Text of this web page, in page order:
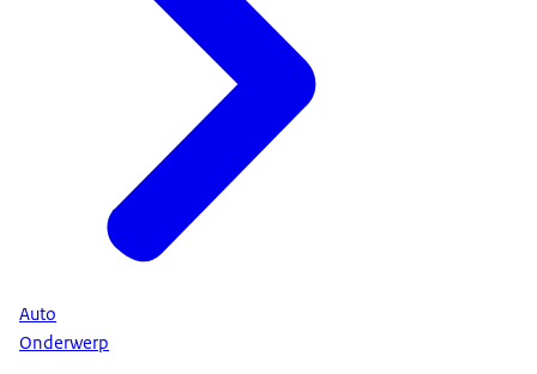
Auto
Onderwerp